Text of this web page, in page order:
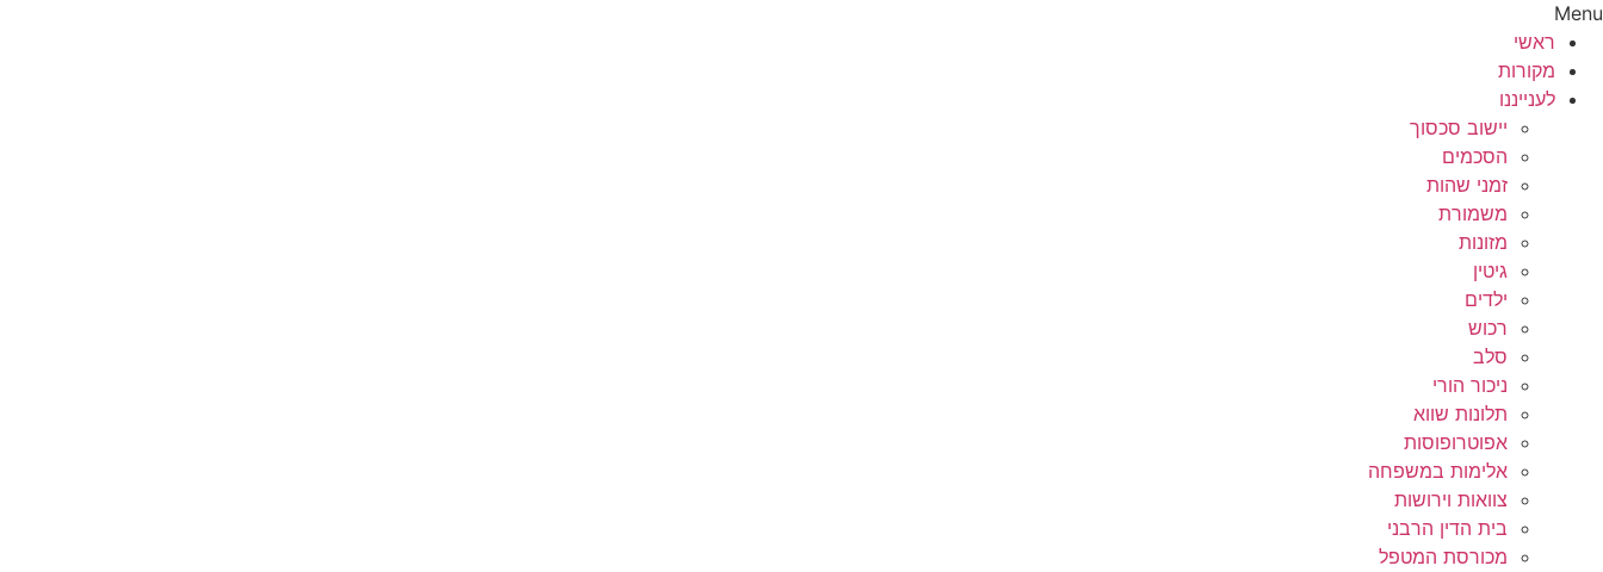
Menu
ראשי
מקורות
לענייננו
יישוב סכסוך
הסכמים
זמני שהות
משמורת
מזונות
גיטין
ילדים
רכוש
סלב
ניכור הורי
תלונות שווא
אפוטרופוסות
אלימות במשפחה
צוואות וירושות
בית הדין הרבני
מכורסת המטפל